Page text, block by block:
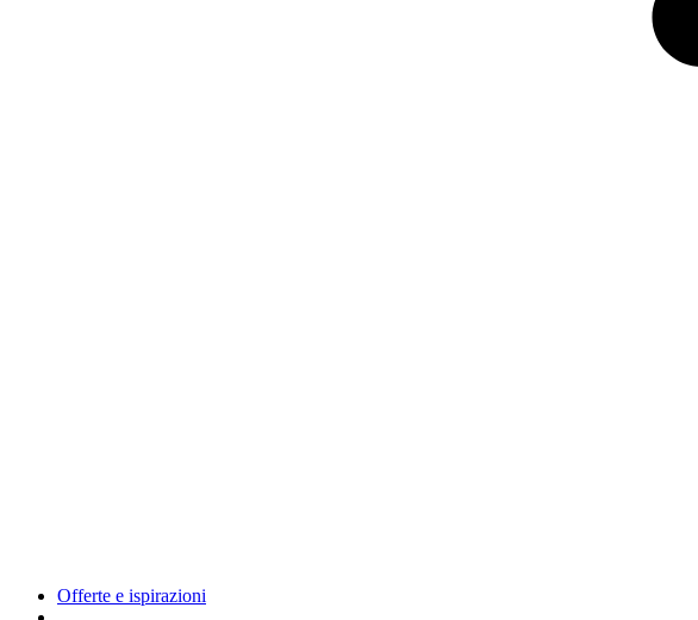
Offerte e ispirazioni